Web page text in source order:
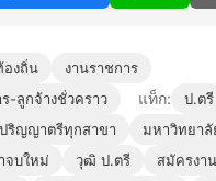
องถิ่น
งานราชการ
-ลูกจ้างชั่วคราว
แท็ก: ป.ตรี
ปริญญาตรีทุกสาขา
มหาวิทยาลั
จบใหม่
วุฒิ ป.ตรี
สมัครงาน